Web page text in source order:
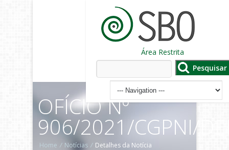
Área Restrita
OFÍCIO Nº
906/2021/CGPNI/
Home / Notícias / Detalhes da Notícia